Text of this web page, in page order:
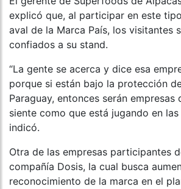
explicó que, al participar en este
aval de la Marca País, los visitantes
confiados a su stand.
“La gente se acerca y dice esa
porque si están bajo la protección
Paraguay, entonces serán empresas
siente como que está jugando en las
indicó.
Otra de las empresas participantes
compañía Dosis, la cual busca
reconocimiento de la marca en el